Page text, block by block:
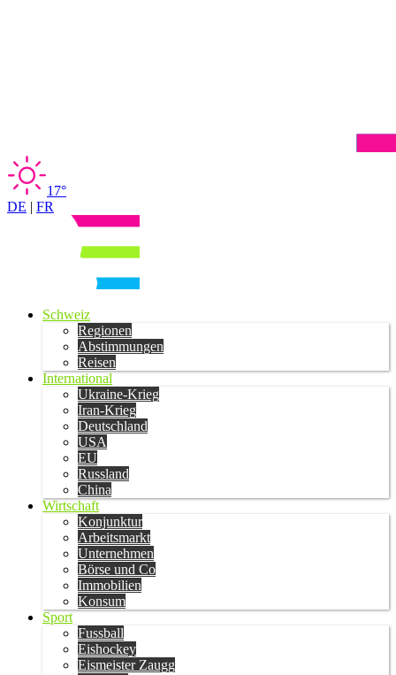
17°
DE | FR
Schweiz
Regionen
Abstimmungen
Reisen
International
Ukraine-Krieg
Iran-Krieg
Deutschland
USA
EU
Russland
China
Wirtschaft
Konjunktur
Arbeitsmarkt
Unternehmen
Börse und Co
Immobilien
Konsum
Sport
Fussball
Eishockey
Eismeister Zaugg